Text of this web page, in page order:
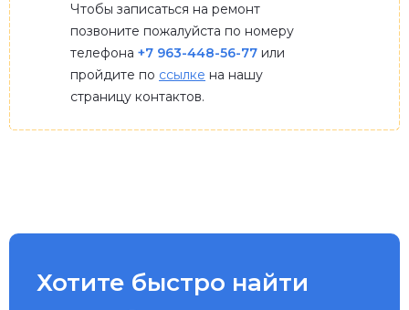
Чтобы записаться на ремонт
позвоните пожалуйста по номеру
телефона +7 963-448-56-77 или
пройдите по ссылке на нашу
страницу контактов.
Хотите быстро найти